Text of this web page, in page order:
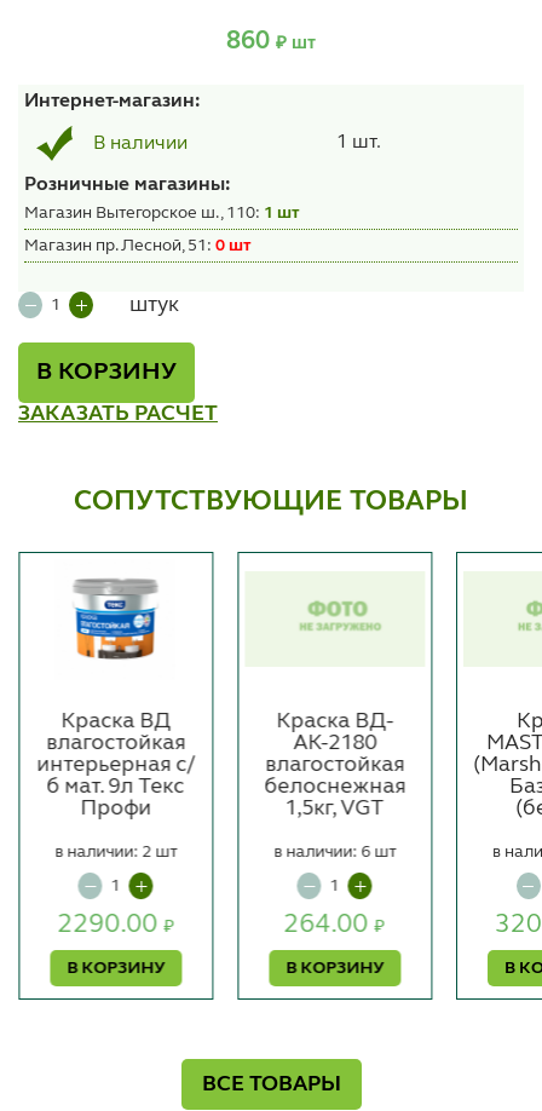
860 ₽ шт
Интернет-магазин:
В наличии 1 шт.
Розничные магазины:
Магазин Вытегорское ш., 110: 1 шт
Магазин пр. Лесной, 51: 0 шт
штук
В КОРЗИНУ
ЗАКАЗАТЬ РАСЧЕТ
СОПУТСТВУЮЩИЕ ТОВАРЫ
Краска ВД
влагостойкая
интерьерная с/
б мат. 9л Текс
Профи
2290.00₽
В КОРЗИНУ
в наличии: 2 шт
Краска ВД-
АК-2180
влагостойкая
белоснежная
1,5кг, VGT
264.00₽
В КОРЗИНУ
в наличии: 6 шт
В
в
ВСЕ ТОВАРЫ